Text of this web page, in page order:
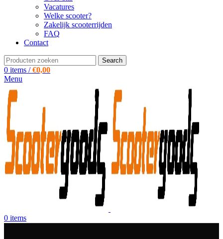
Vacatures
Welke scooter?
Zakelijk scooterrijden
FAQ
Contact
Search
0 items / €0,00
Menu
0 items